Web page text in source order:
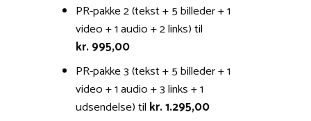
PR-pakke 2 (tekst + 5 billeder + 1
video + 1 audio + 2 links)til
kr. 995,00
PR-pakke 3 (tekst + 5 billeder + 1
video + 1 audio + 3 links + 1
udsendelse)til kr. 1.295,00